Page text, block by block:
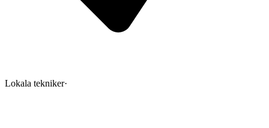
Lokala tekniker·